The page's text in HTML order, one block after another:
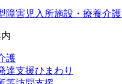
障害児入所施設・療養介護
護
達支援ひまわり